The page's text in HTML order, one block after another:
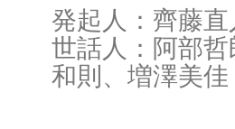
発起人：齊藤
世話人：阿部
和則、増澤美佳